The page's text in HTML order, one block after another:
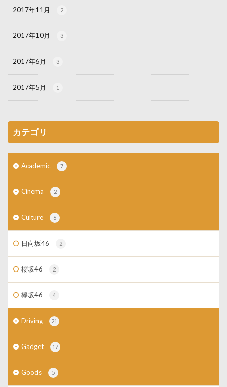
2017年11月 2
2017年10月 3
2017年6月 3
2017年5月 1
カテゴリ
Academic 7
Cinema 2
Culture 6
日向坂46 2
櫻坂46 2
欅坂46 4
Driving 21
Gadget 17
Goods 5